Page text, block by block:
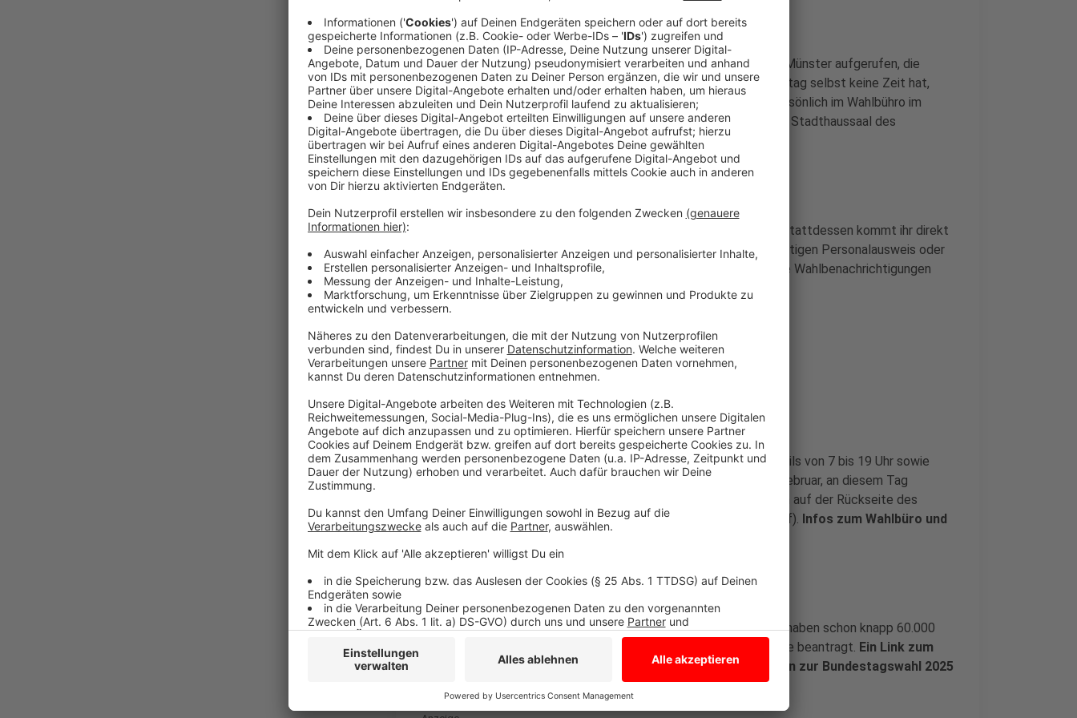
Am Sonntag, 23. Februar, sind knapp 240.000 Wahlberechtigte in Münster aufgerufen, die
Abgeordneten des Bundestages in Berlin zu wählen. Wer am Wahltag selbst keine Zeit hat,
kann die ausgefüllten Wahlunterlagen per Post schicken oder persönlich im Wahlbühro im
Stadthaus vorbeikommen. Das Wahlbüro ist seit heute (05.02.) im Stadthaussaal des
Stadthauses 1 (Klemensstraße 10) geöffnet.
Anzeige
Um dort zu wählen, müsst ihr nicht vorher Briefwahl beantragen. Stattdessen kommt ihr direkt
mit eurer ausgefüllten Wahlbenachrichtigungskarte und einem gültigen Personalausweis oder
Reisepass ins Wahlbüro und könnt anschließend direkt wählen. Die Wahlbenachrichtigungen
wurden bereits per Post verschickt.
Wahlbüro ab sofort werktags geöffnet
Anzeige
Das Wahlbüro im Stadthaussaal öffnet montags bis freitags jeweils von 7 bis 19 Uhr sowie
samstags von 8 bis 16 Uhr. Letzter Öffnungstag ist Freitag, 21. Februar, an diesem Tag
schließt das Wahlbüro schon um 15 Uhr. Der Eingang befindet sich auf der Rückseite des
Gebäudes am Platz des Westfälischen Friedens (Rathausinnenhof). Infos zum Wahlbüro und
zur Direkt-Briefwahl finden sich
Alternativ könnt ihr auch online die Briefwahl beantragen. Aktuell haben schon knapp 60.000
Menschen, die in Münster wahlberechtigt sind, die Briefwahl online beantragt. Ein Link zum
Online-Antrag sowie alle weiteren notwendigen Informationen zur Bundestagswahl 2025